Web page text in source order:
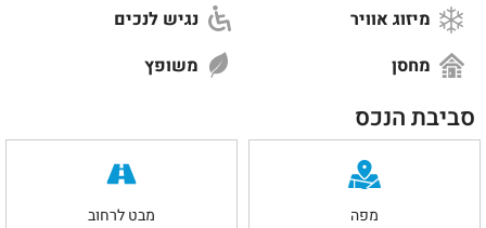
מיזוג אוויר
נגיש לנכים
מחסן
משופץ
סביבת הנכס
מפה מבט לרחוב